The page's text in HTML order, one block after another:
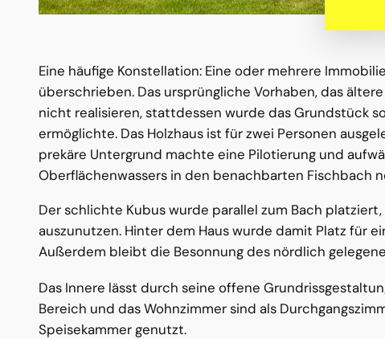
Eine häufige Konstellation: Eine oder mehrere
überschrieben. Das ursprüngliche Vorhaben, das
nicht realisieren, stattdessen wurde das Grundstück
ermöglichte. Das Holzhaus ist für zwei Personen
prekäre Untergrund machte eine Pilotierung und
Oberflächenwassers in den benachbarten Fischbach
Der schlichte Kubus wurde parallel zum Bach
auszunutzen. Hinter dem Haus wurde damit Platz für
Außerdem bleibt die Besonnung des nördlich
Das Innere lässt durch seine offene
Bereich und das Wohnzimmer sind als
Speisekammer genutzt.